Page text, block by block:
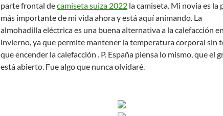
parte frontal decamiseta suiza 2022 la camiseta. Mi novia es la
más importante de mi vida ahora y está aquí animando. La
almohadilla eléctrica es una buena alternativa a la calefacción en
invierno, ya que permite mantener la temperatura corporal sin
que encender la calefacción . P. España piensa lo mismo, que el
está abierto. Fue algo que nunca olvidaré.